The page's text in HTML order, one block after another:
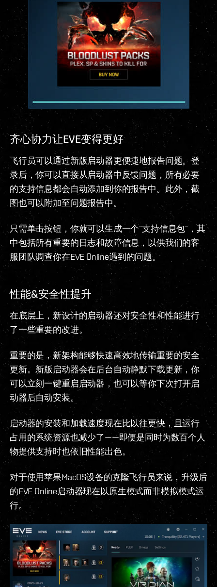
齐心协力让EVE变得更好
飞行员可以通过新版启动器更便捷地报告问题。登
录后，你可以直接从启动器中反馈问题，所有必要
的支持信息都会自动添加到你的报告中。此外，截
图也可以附加至问题报告中。
只需单击按钮，你就可以生成一个“支持信息包”，其
中包括所有重要的日志和故障信息，以供我们的客
服团队调查你在EVE Online遇到的问题。
性能&安全性提升
在底层上，新设计的启动器还对安全性和性能进行
了一些重要的改进。
重要的是，新架构能够快速高效地传输重要的安全
更新。新版启动器会在后台自动静默下载更新，你
可以立刻一键重启启动器，也可以等你下次打开启
动器后自动安装。
启动器的安装和加载速度现在比以往更快，且运行
占用的系统资源也减少了——即便是同时为数百个人
物提供支持时也依旧性能出色。
对于使用苹果MacOS设备的克隆飞行员来说，升级后
的EVE Online启动器现在以原生模式而非模拟模式运
行。